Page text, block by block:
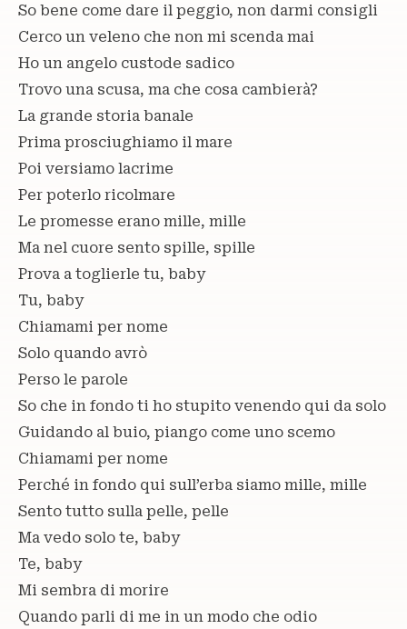
So bene come dare il peggio, non darmi consigli
Cerco un veleno che non mi scenda mai
Ho un angelo custode sadico
Trovo una scusa, ma che cosa cambierà?
La grande storia banale
Prima prosciughiamo il mare
Poi versiamo lacrime
Per poterlo ricolmare
Le promesse erano mille, mille
Ma nel cuore sento spille, spille
Prova a toglierle tu, baby
Tu, baby
Chiamami per nome
Solo quando avrò
Perso le parole
So che in fondo ti ho stupito venendo qui da solo
Guidando al buio, piango come uno scemo
Chiamami per nome
Perché in fondo qui sull’erba siamo mille, mille
Sento tutto sulla pelle, pelle
Ma vedo solo te, baby
Te, baby
Mi sembra di morire
Quando parli di me in un modo che odio